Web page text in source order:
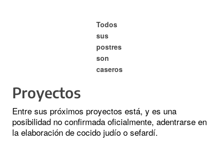
Todos
sus
postres
son
caseros
Proyectos
Entre sus próximos proyectos está, y es una
posibilidad no confirmada oficialmente, adentrarse en
la elaboración de cocido judío o sefardí.